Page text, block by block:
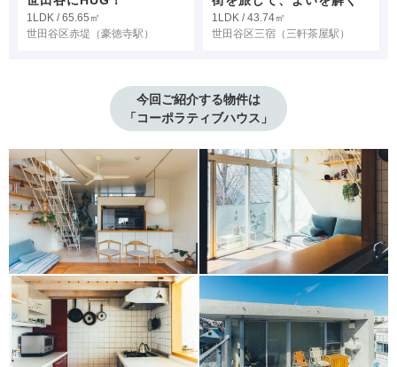
1LDK / 65.65㎡
世田谷区赤堤 （豪徳寺駅）
1LDK / 43.74㎡
世田谷区三宿 （三軒茶屋駅）
今回ご紹介する物件は
「コーポラティブハウス」